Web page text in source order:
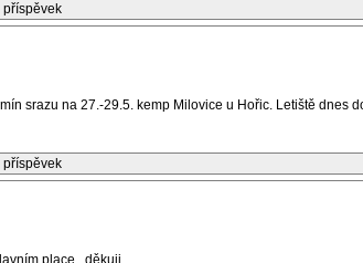
příspěvek
srazu na 27.-29.5. kemp Milovice u Hořic. Letiště dnes
příspěvek
place...děkuji